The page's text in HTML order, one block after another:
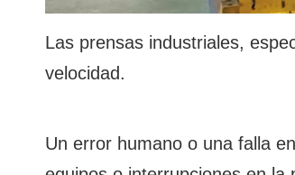
Las prensas industriales,
velocidad.
Un error humano o una falla